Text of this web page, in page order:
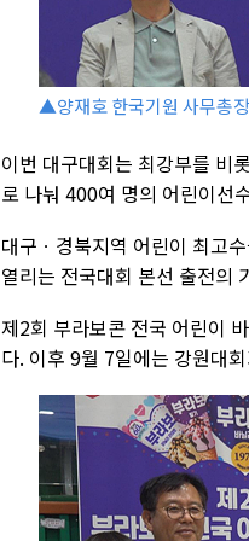
▲양재호 한국기원 사무총장
이번 대구대회는 최강부를 비
로 나눠 400여 명의 어린이선
대구ㆍ경북지역 어린이 최고
열리는 전국대회 본선 출전의
제2회 부라보콘 전국 어린이
다. 이후 9월 7일에는 강원대